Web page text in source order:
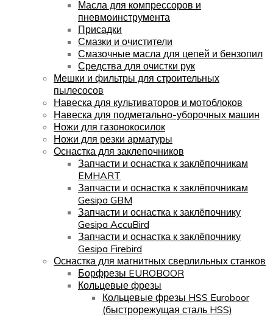
Масла для компрессоров и
пневмоинструмента
Присадки
Смазки и очистители
Смазочные масла для цепей и бензопил
Средства для очистки рук
Мешки и фильтры для строительных
пылесосов
Навеска для культиваторов и мотоблоков
Навеска для подметально-уборочных машин
Ножи для газонокосилок
Ножи для резки арматуры
Оснастка для заклепочников
Запчасти и оснастка к заклёпочникам
EMHART
Запчасти и оснастка к заклёпочникам
Gesipa GBM
Запчасти и оснастка к заклёпочнику
Gesipa AccuBird
Запчасти и оснастка к заклёпочнику
Gesipa Firebird
Оснастка для магнитных сверлильных станков
Борфрезы EUROBOOR
Кольцевые фрезы
Кольцевые фрезы HSS Euroboor
(быстрорежущая сталь HSS)